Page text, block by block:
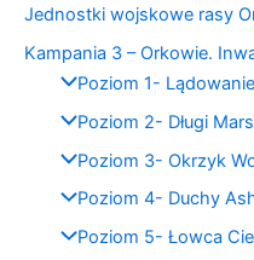
Jednostki wojskowe rasy
Kampania 3 – Orkowie.
Poziom 1- Lądowanie
Poziom 2- Długi
Poziom 3- Okrzyk
Poziom 4- Duchy
Poziom 5- Łowca